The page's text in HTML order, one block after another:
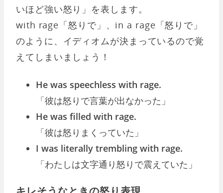
いほど強い怒り」を表します。
with rage「怒りで」、in a rage「怒りで」
のように、イディオムが決まっているので覚
えてしまいましょう！
He was speechless with rage.
「彼は怒りで言葉が出なかった」
He was filled with rage.
「彼は怒りまくっていた」
I was literally trembling with rage.
「わたしは文字通り怒りで震えていた」